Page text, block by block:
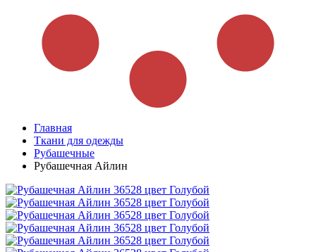
Главная
Ткани для одежды
Рубашечные
Рубашечная Айлин